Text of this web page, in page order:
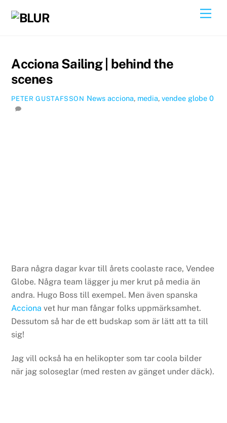
Acciona Sailing | behind the
scenes
PETER GUSTAFSSON News acciona, media, vendee globe 0
Bara några dagar kvar till årets coolaste race, Vendee
Globe. Några team lägger ju mer krut på media än
andra. Hugo Boss till exempel. Men även spanska
Acciona vet hur man fångar folks uppmärksamhet.
Dessutom så har de ett budskap som är lätt att ta till
sig!
Jag vill också ha en helikopter som tar coola bilder
när jag soloseglar (med resten av gänget under däck).